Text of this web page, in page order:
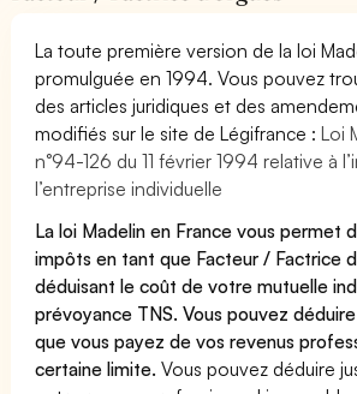
La toute première version de la loi
promulguée en 1994. Vous pouvez
des articles juridiques et des
modifiés sur le site de Légifrance :Loi
n°94-126 du 11 février 1994 relative à
l’entreprise individuelle
La loi Madelin en France vous permet
impôts en tant que Facteur / Factrice
déduisant le coût de votre mutuelle
prévoyance TNS. Vous pouvez
que vous payez de vos revenus
certaine limite.Vous pouvez déduire